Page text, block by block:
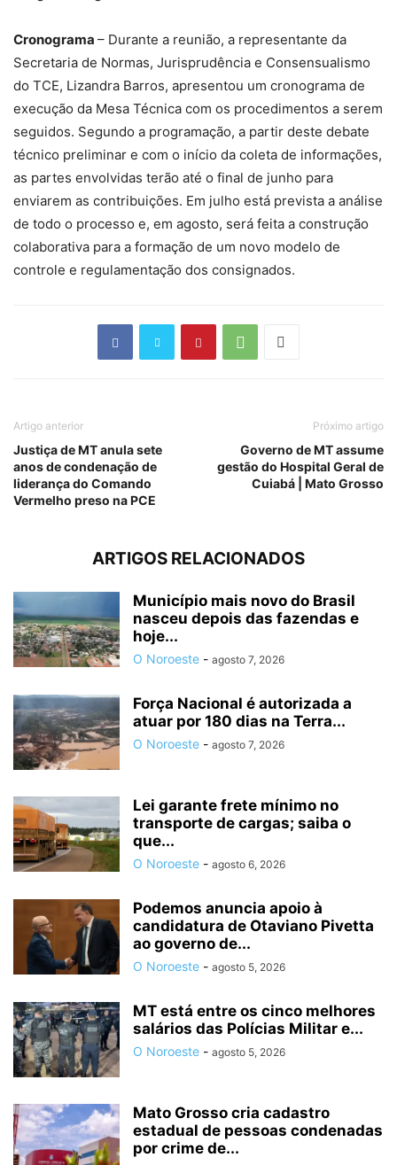
Cronograma – Durante a reunião, a representante da
Secretaria de Normas, Jurisprudência e Consensualismo
do TCE, Lizandra Barros, apresentou um cronograma de
execução da Mesa Técnica com os procedimentos a serem
seguidos. Segundo a programação, a partir deste debate
técnico preliminar e com o início da coleta de informações,
as partes envolvidas terão até o final de junho para
enviarem as contribuições. Em julho está prevista a análise
de todo o processo e, em agosto, será feita a construção
colaborativa para a formação de um novo modelo de
controle e regulamentação dos consignados.
Artigo anterior
Justiça de MT anula sete
anos de condenação de
liderança do Comando
Vermelho preso na PCE
Próximo artigo
Governo de MT assume
gestão do Hospital Geral de
Cuiabá | Mato Grosso
ARTIGOS RELACIONADOS
Município mais novo do Brasil
nasceu depois das fazendas e
hoje...
O Noroeste - agosto 7, 2026
Força Nacional é autorizada a
atuar por 180 dias na Terra...
O Noroeste - agosto 7, 2026
Lei garante frete mínimo no
transporte de cargas; saiba o
que...
O Noroeste - agosto 6, 2026
Podemos anuncia apoio à
candidatura de Otaviano Pivetta
ao governo de...
O Noroeste - agosto 5, 2026
MT está entre os cinco melhores
salários das Polícias Militar e...
O Noroeste - agosto 5, 2026
Mato Grosso cria cadastro
estadual de pessoas condenadas
por crime de...